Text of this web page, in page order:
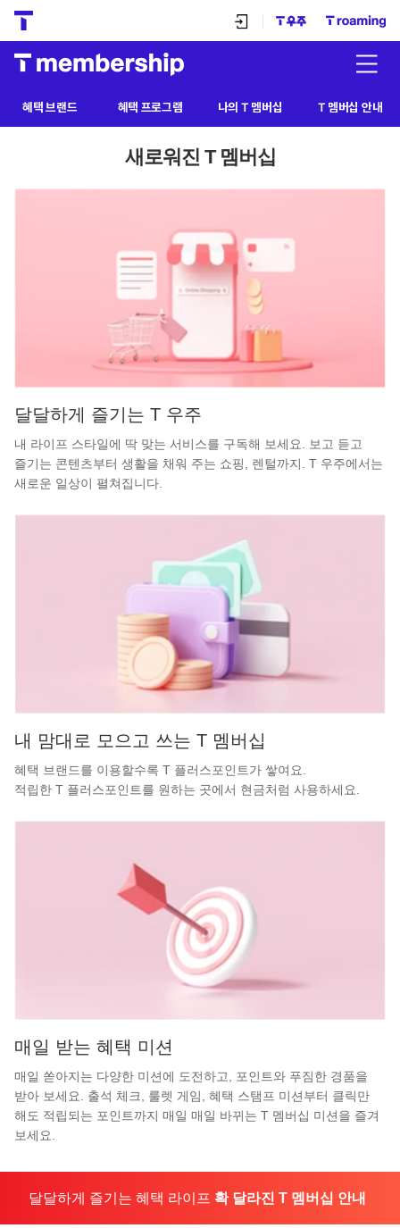
본문 바로가기
T
우주
T
roaming
혜택 브랜드 혜택 프로그램 나의 T 멤버십 T 멤버십 안내
새로워진 T 멤버십
달달하게 즐기는 T 우주
내 라이프 스타일에 딱 맞는 서비스를 구독해 보세요. 보고 듣고
즐기는 콘텐츠부터 생활을 채워 주는 쇼핑, 렌털까지. T 우주에서는
새로운 일상이 펼쳐집니다.
내 맘대로 모으고 쓰는 T 멤버십
혜택 브랜드를 이용할수록 T 플러스포인트가 쌓여요.
적립한 T 플러스포인트를 원하는 곳에서 현금처럼 사용하세요.
매일 받는 혜택 미션
매일 쏟아지는 다양한 미션에 도전하고, 포인트와 푸짐한 경품을
받아 보세요.
출석 체크, 룰렛 게임, 혜택 스탬프 미션부터 클릭만
해도 적립되는 포인트까지 매일 매일 바뀌는 T 멤버십 미션을 즐겨
보세요.
달달하게 즐기는 혜택 라이프 확 달라진 T 멤버십 안내